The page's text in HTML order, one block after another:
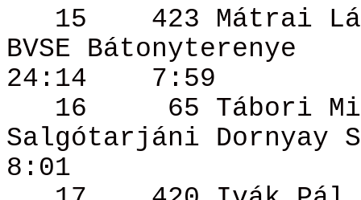
15
423 Mátrai
BVSE Bátonyterenye
24:14
7:59
16
65 Tábori
Salgótarjáni Dornyay
8:01